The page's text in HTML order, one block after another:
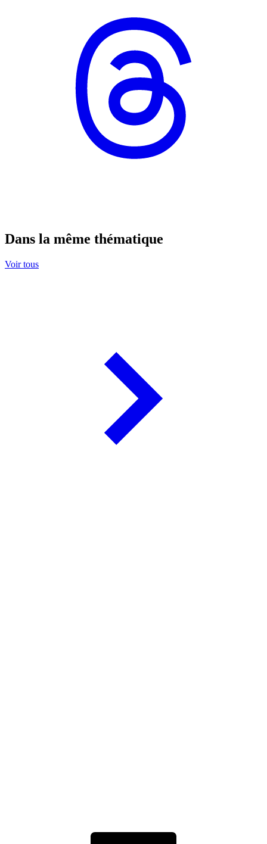
Dans la même thématique
Voir tous